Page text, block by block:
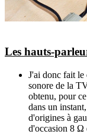
Les hauts-
J'ai donc fait
sonore de la
obtenu, pour
dans un
d'origines à
d'occasion 8 Ω